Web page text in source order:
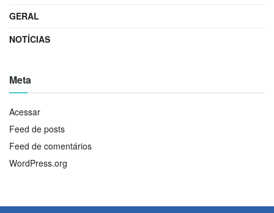
GERAL
NOTÍCIAS
Meta
Acessar
Feed de posts
Feed de comentários
WordPress.org